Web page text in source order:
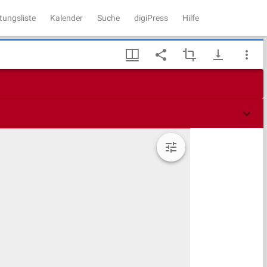
Kalender Suche digiPress Hilfe